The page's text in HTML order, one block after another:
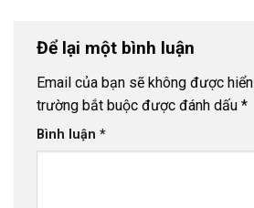
Để lại một bình luận
Email của bạn sẽ không được
trường bắt buộc được đánh dấu *
Bình luận *